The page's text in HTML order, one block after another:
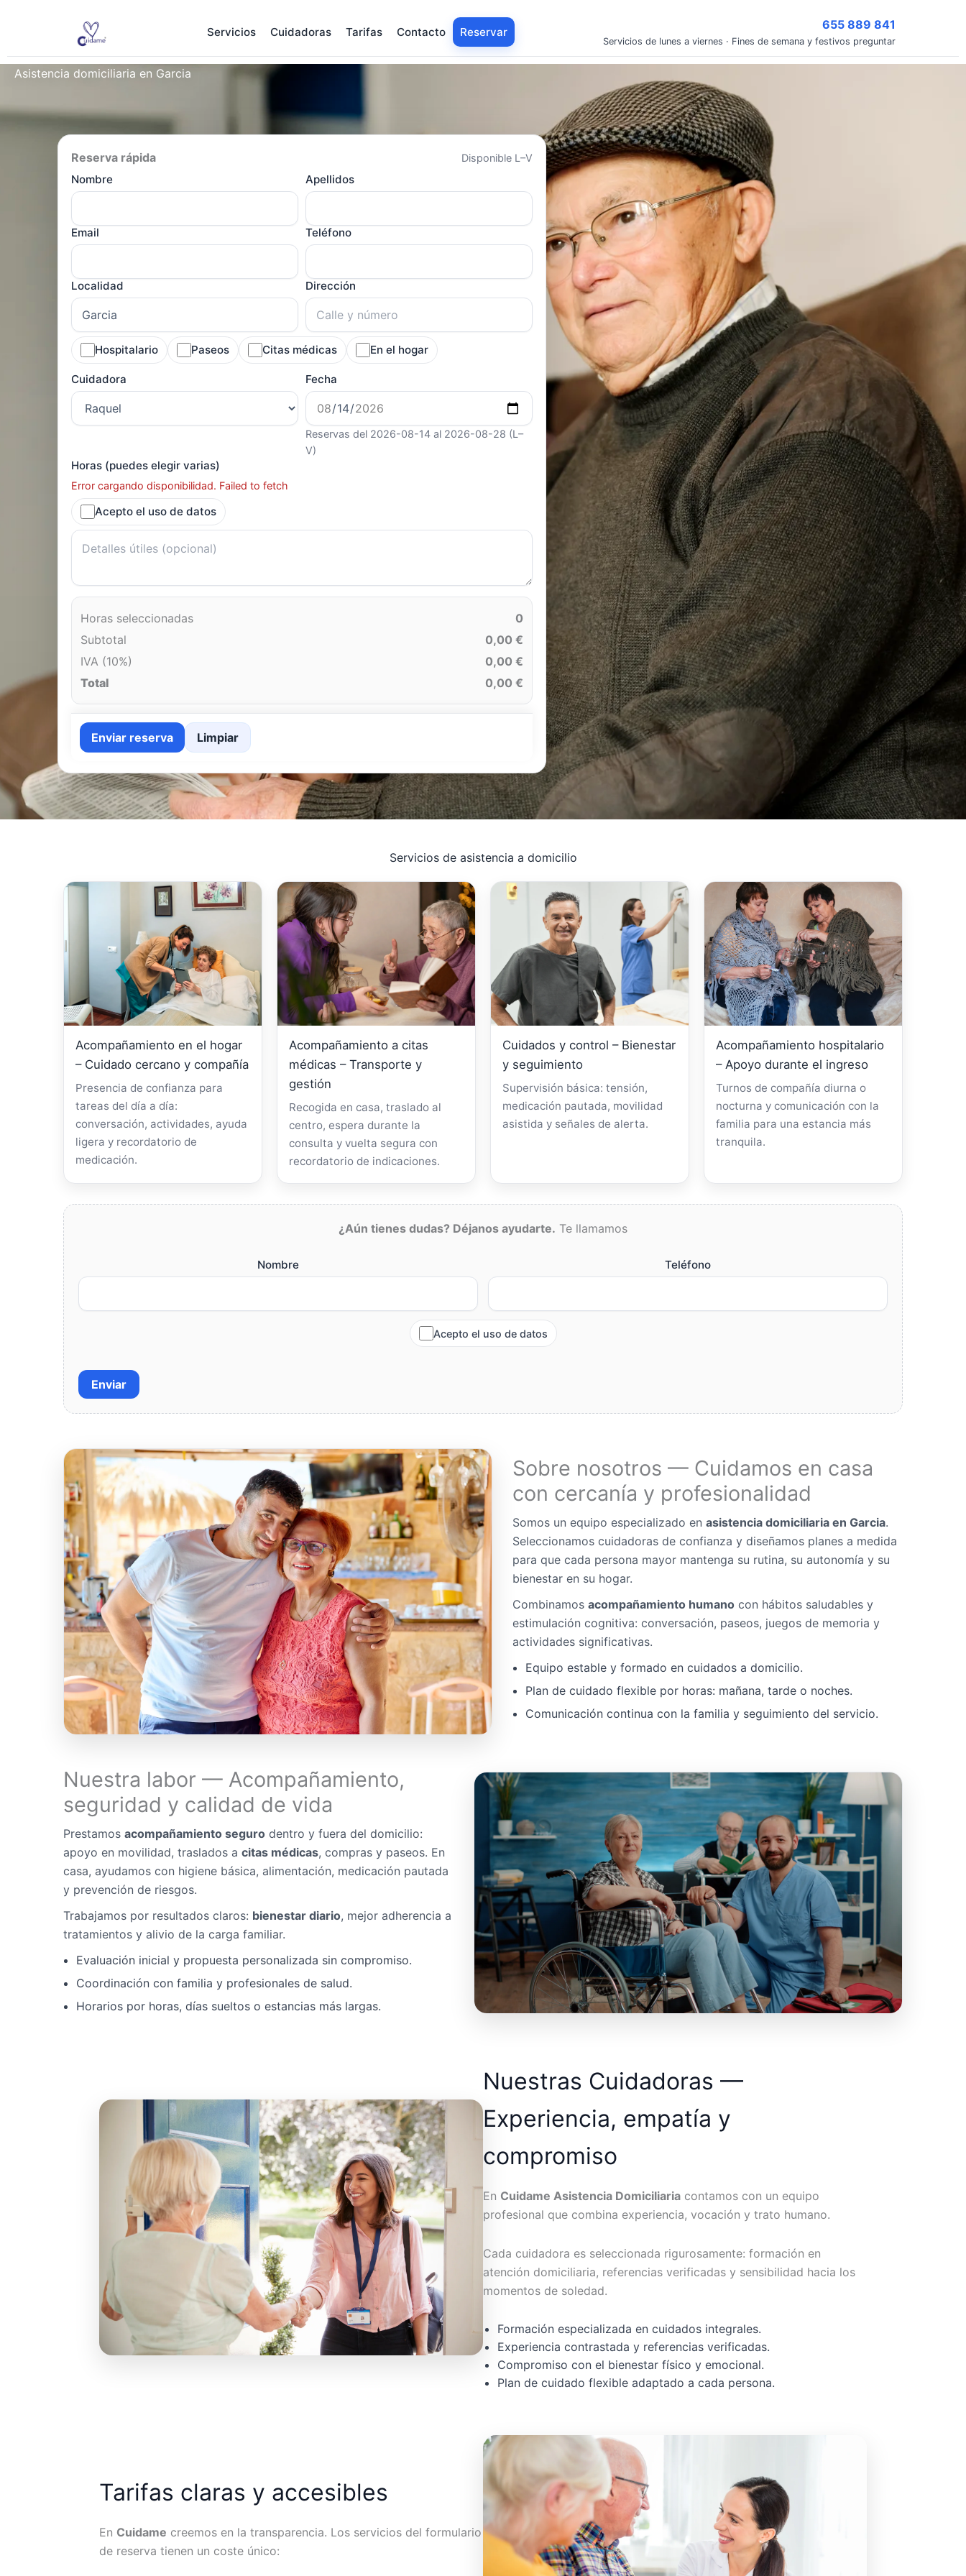
Servicios Cuidadoras Tarifas Contacto Reservar
655 889 841
Servicios de lunes a viernes · Fines de semana y festivos preguntar
Asistencia domiciliaria en Garcia
Reserva rápida Disponible L–V
Nombre Apellidos
Email Teléfono
Localidad Dirección
Hospitalario Paseos Citas médicas En el hogar
Cuidadora Fecha
Reservas del 2026-08-14 al 2026-08-28 (L–
V)
Horas (puedes elegir varias)
Error cargando disponibilidad. Failed to fetch
Acepto el uso de datos
Horas seleccionadas
0
Subtotal
0,00 €
IVA (10%)
0,00 €
Total
0,00 €
Enviar reserva Limpiar
Servicios de asistencia a domicilio
Acompañamiento en el hogar
– Cuidado cercano y compañía
Presencia de confianza para
tareas del día a día:
conversación, actividades, ayuda
ligera y recordatorio de
medicación.
Acompañamiento a citas
médicas – Transporte y
gestión
Recogida en casa, traslado al
centro, espera durante la
consulta y vuelta segura con
recordatorio de indicaciones.
Cuidados y control – Bienestar
y seguimiento
Supervisión básica: tensión,
medicación pautada, movilidad
asistida y señales de alerta.
Acompañamiento hospitalario
– Apoyo durante el ingreso
Turnos de compañía diurna o
nocturna y comunicación con la
familia para una estancia más
tranquila.
¿Aún tienes dudas? Déjanos ayudarte. Te llamamos
Nombre Teléfono
Acepto el uso de datos
Enviar
Sobre nosotros — Cuidamos en casa
con cercanía y profesionalidad
Somos un equipo especializado enasistencia domiciliaria en Garcia.
Seleccionamos cuidadoras de confianza y diseñamos planes a medida
para que cada persona mayor mantenga su rutina, su autonomía y su
bienestar en su hogar.
Combinamosacompañamiento humano con hábitos saludables y
estimulación cognitiva: conversación, paseos, juegos de memoria y
actividades significativas.
Equipo estable y formado en cuidados a domicilio.
Plan de cuidado flexible por horas: mañana, tarde o noches.
Comunicación continua con la familia y seguimiento del servicio.
Nuestra labor — Acompañamiento,
seguridad y calidad de vida
Prestamos acompañamiento seguro dentro y fuera del domicilio:
apoyo en movilidad, traslados a citas médicas, compras y paseos. En
casa, ayudamos con higiene básica, alimentación, medicación pautada
y prevención de riesgos.
Trabajamos por resultados claros: bienestar diario, mejor adherencia a
tratamientos y alivio de la carga familiar.
Evaluación inicial y propuesta personalizada sin compromiso.
Coordinación con familia y profesionales de salud.
Horarios por horas, días sueltos o estancias más largas.
Nuestras Cuidadoras —
Experiencia, empatía y
compromiso
En Cuidame Asistencia Domiciliaria contamos con un equipo
profesional que combina experiencia, vocación y trato humano.
Cada cuidadora es seleccionada rigurosamente: formación en
atención domiciliaria, referencias verificadas y sensibilidad hacia los
momentos de soledad.
Formación especializada en cuidados integrales.
Experiencia contrastada y referencias verificadas.
Compromiso con el bienestar físico y emocional.
Plan de cuidado flexible adaptado a cada persona.
Tarifas claras y accesibles
En Cuidame creemos en la transparencia. Los servicios del formulario
de reserva tienen un coste único: